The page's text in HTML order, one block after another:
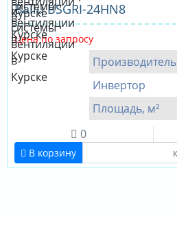
Ballu BSGRI-24HN8
Цена по запросу
Производитель
Инвертор
Площадь, м²
0
В корзину